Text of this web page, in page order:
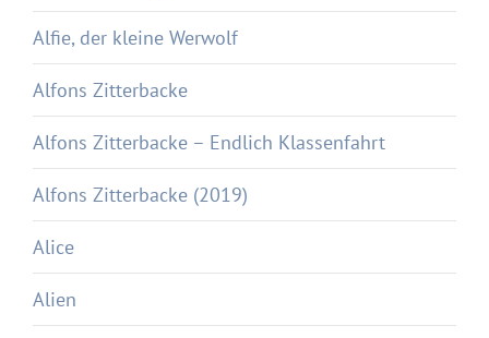
Alfie, der kleine Werwolf
Alfons Zitterbacke
Alfons Zitterbacke – Endlich Klassenfahrt
Alfons Zitterbacke (2019)
Alice
Alien